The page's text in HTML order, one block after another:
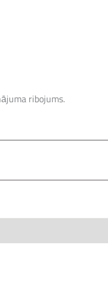
ribojums.